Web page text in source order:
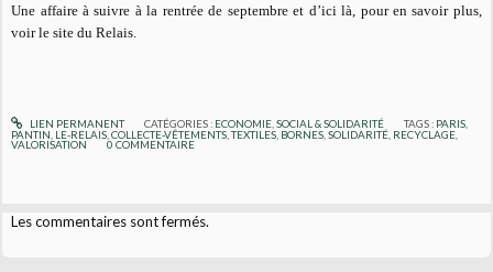
Une affaire à suivre à la rentrée de septembre et d’ici là, pour en savoir plus,
voir le site du Relais.
LIEN PERMANENT CATÉGORIES : ECONOMIE,SOCIAL & SOLIDARITÉ TAGS : PARIS,
PANTIN, LE-RELAIS,COLLECTE-VÊTEMENTS,TEXTILES, BORNES,SOLIDARITÉ, RECYCLAGE,
VALORISATION 0 COMMENTAIRE
Les commentaires sont fermés.